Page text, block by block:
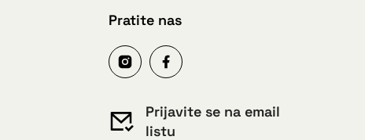
Pratite nas
Prijavite se na email
listu